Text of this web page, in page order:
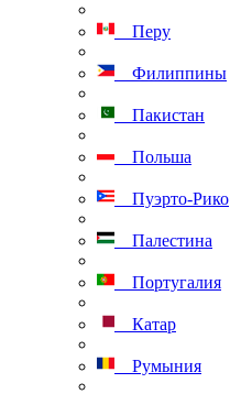
Перу
Филиппины
Пакистан
Польша
Пуэрто-Рико
Палестина
Португалия
Катар
Румыния